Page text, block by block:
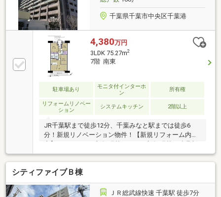
千葉県千葉市中央区千葉港
4,380万円
3LDK 75.27m2
7階 南東
駐車場あり
モニタ付インターホ
ン
所有権
リフォームリノベー
ション
システムキッチン 2階以上
JR千葉駅まで徒歩12分、千葉みなと駅までは徒歩6
分！新規リノベーション物件！【新規リフォーム内
容】フローリング新規張替・クロス新規張替・建具新
規交換・給湯器新規交換・システムキッチン新規交換
（浄水器・食器洗乾燥機付）・ユニットバス新規交換
（浴室換気乾燥機付）・独立洗面台新規交換・トイレ
新規交換・完工後クリーニング・引渡前鍵交換 他
(2026年7月上旬完成予定)
シティファイブＢ棟
ＪＲ総武線快速 千葉駅 徒歩7分